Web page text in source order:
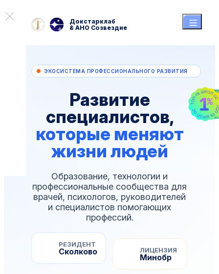
Докстарклаб
& АНО Созвездие
ЭКОСИСТЕМА ПРОФЕССИОНАЛЬНОГО РАЗВИТИЯ
Развитие
специалистов,
которые меняют
жизни людей
Образование, технологии и
профессиональные сообщества для
врачей, психологов, руководителей
и специалистов помогающих
профессий.
РЕЗИДЕНТ
Сколково ЛИЦЕНЗИЯ
Минобр